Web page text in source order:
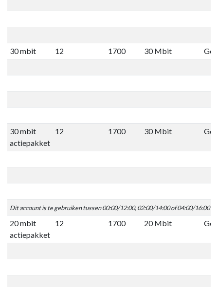
30 mbit 12 1700 30 Mbit
30 mbit
actiepakket
12 1700 30 Mbit
Dit account is te gebruiken tussen 00:00/12:00, 02:00/14:00 of 04:00/16:00
20 mbit
actiepakket
12 1700 20 Mbit